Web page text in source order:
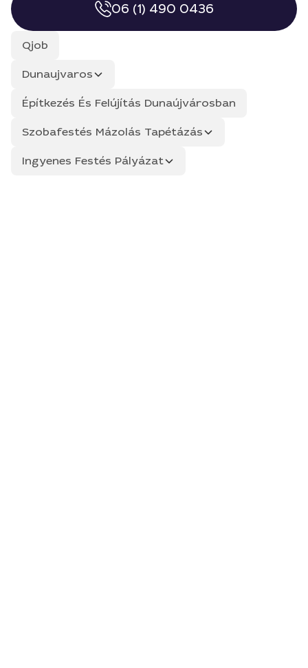
06 (1) 490 0436
Qjob
Dunaujvaros
Építkezés És Felújítás Dunaújvárosban
Szobafestés Mázolás Tapétázás
Ingyenes Festés Pályázat